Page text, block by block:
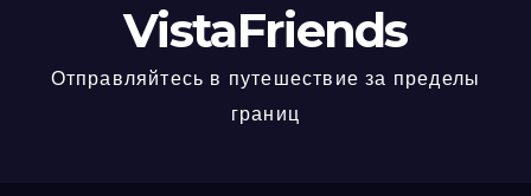
VistaFriends
Отправляйтесь в путешествие за пределы
границ